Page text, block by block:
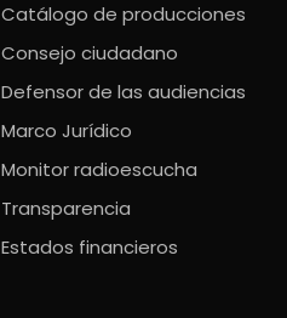
Catálogo de producciones
Consejo ciudadano
Defensor de las audiencias
Marco Jurídico
Monitor radioescucha
Transparencia
Estados financieros